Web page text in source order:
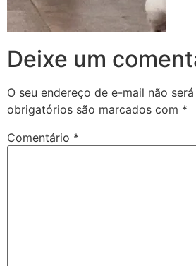
Deixe um
O seu endereço de e-mail não
obrigatórios são marcados com *
Comentário *